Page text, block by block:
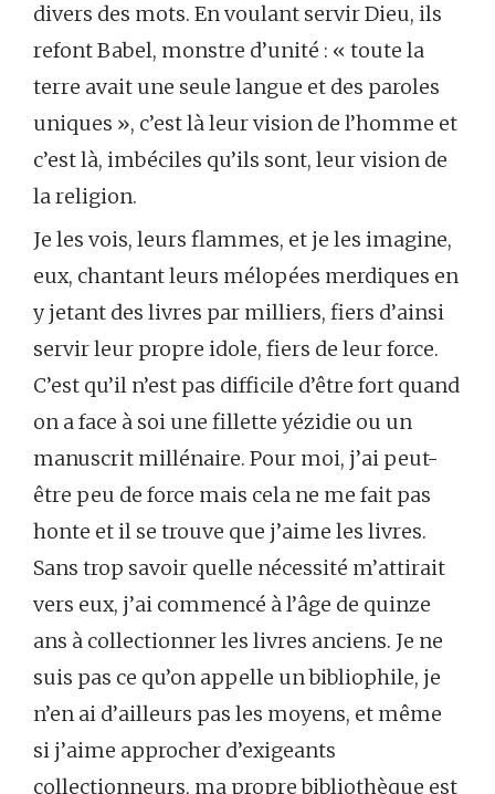
divers des mots. En voulant servir Dieu, ils
refont Babel, monstre d’unité : « toute la
terre avait une seule langue et des paroles
uniques », c’est là leur vision de l’homme et
c’est là, imbéciles qu’ils sont, leur vision de
la religion.
Je les vois, leurs flammes, et je les imagine,
eux, chantant leurs mélopées merdiques en
y jetant des livres par milliers, fiers d’ainsi
servir leur propre idole, fiers de leur force.
C’est qu’il n’est pas difficile d’être fort quand
on a face à soi une fillette yézidie ou un
manuscrit millénaire. Pour moi, j’ai peut-
être peu de force mais cela ne me fait pas
honte et il se trouve que j’aime les livres.
Sans trop savoir quelle nécessité m’attirait
vers eux, j’ai commencé à l’âge de quinze
ans à collectionner les livres anciens. Je ne
suis pas ce qu’on appelle un bibliophile, je
n’en ai d’ailleurs pas les moyens, et même
si j’aime approcher d’exigeants
collectionneurs, ma propre bibliothèque est